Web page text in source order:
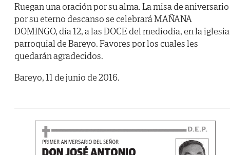
Ruegan una oración por su alma. La misa de aniversario
por su eterno descanso se celebrará MAÑANA
DOMINGO, día 12, a las DOCE del mediodía, en la iglesia
parroquial de Bareyo. Favores por los cuales les
quedarán agradecidos.
Bareyo, 11 de junio de 2016.